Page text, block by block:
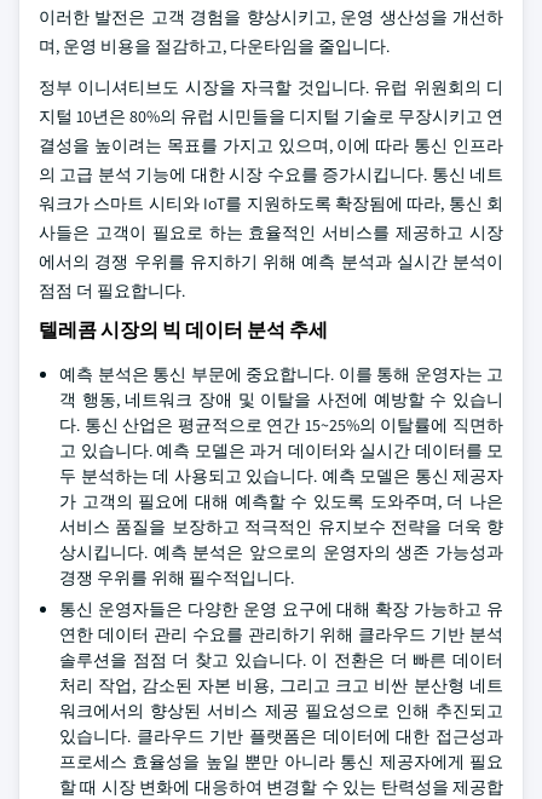
이러한 발전은 고객 경험을 향상시키고, 운영 생산성을 개선하
며, 운영 비용을 절감하고, 다운타임을 줄입니다.
정부 이니셔티브도 시장을 자극할 것입니다. 유럽 위원회의 디
지털 10년은 80%의 유럽 시민들을 디지털 기술로 무장시키고 연
결성을 높이려는 목표를 가지고 있으며, 이에 따라 통신 인프라
의 고급 분석 기능에 대한 시장 수요를 증가시킵니다. 통신 네트
워크가 스마트 시티와 IoT를 지원하도록 확장됨에 따라, 통신 회
사들은 고객이 필요로 하는 효율적인 서비스를 제공하고 시장
에서의 경쟁 우위를 유지하기 위해 예측 분석과 실시간 분석이
점점 더 필요합니다.
텔레콤 시장의 빅 데이터 분석 추세
예측 분석은 통신 부문에 중요합니다. 이를 통해 운영자는 고
객 행동, 네트워크 장애 및 이탈을 사전에 예방할 수 있습니
다. 통신 산업은 평균적으로 연간 15~25%의 이탈률에 직면하
고 있습니다. 예측 모델은 과거 데이터와 실시간 데이터를 모
두 분석하는 데 사용되고 있습니다. 예측 모델은 통신 제공자
가 고객의 필요에 대해 예측할 수 있도록 도와주며, 더 나은
서비스 품질을 보장하고 적극적인 유지보수 전략을 더욱 향
상시킵니다. 예측 분석은 앞으로의 운영자의 생존 가능성과
경쟁 우위를 위해 필수적입니다.
통신 운영자들은 다양한 운영 요구에 대해 확장 가능하고 유
연한 데이터 관리 수요를 관리하기 위해 클라우드 기반 분석
솔루션을 점점 더 찾고 있습니다. 이 전환은 더 빠른 데이터
처리 작업, 감소된 자본 비용, 그리고 크고 비싼 분산형 네트
워크에서의 향상된 서비스 제공 필요성으로 인해 추진되고
있습니다. 클라우드 기반 플랫폼은 데이터에 대한 접근성과
프로세스 효율성을 높일 뿐만 아니라 통신 제공자에게 필요
할 때 시장 변화에 대응하여 변경할 수 있는 탄력성을 제공합